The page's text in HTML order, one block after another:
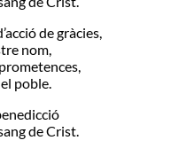
de gràcies,
nom,
poble.
de Crist.